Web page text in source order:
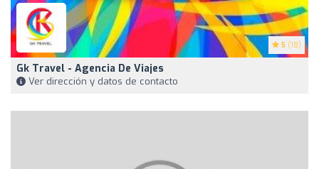
5 (18)
Gk Travel - Agencia De Viajes
Ver dirección y datos de contacto